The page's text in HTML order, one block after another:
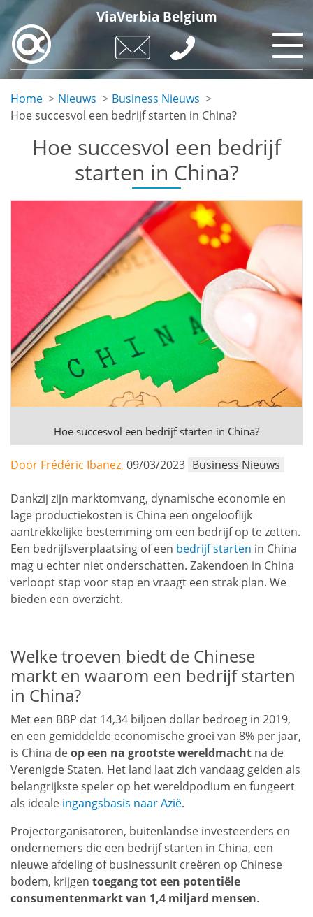
Skip
main
content
ViaVerbia Belgium
Home Nieuws
Business Nieuws
Hoe succesvol een bedrijf starten in China?
Hoe succesvol een bedrijf
starten in China?
Hoe succesvol een bedrijf starten in China?
Door Frédéric Ibanez, 09/03/2023 Business Nieuws
Dankzij zijn marktomvang, dynamische economie en
lage productiekosten is China een ongelooflijk
aantrekkelijke bestemming om een bedrijf op te zetten.
Een bedrijfsverplaatsing of een bedrijf starten in China
mag u echter niet onderschatten. Zakendoen in China
verloopt stap voor stap en vraagt een strak plan. We
bieden een overzicht.
Welke troeven biedt de Chinese
markt en waarom een bedrijf starten
in China?
Met een BBP dat 14,34 biljoen dollar bedroeg in 2019,
en een gemiddelde economische groei van 8% per jaar,
is China deop een na grootste wereldmacht na de
Verenigde Staten. Het land laat zich vandaag gelden als
belangrijkste speler op het wereldpodium en fungeert
als ideale ingangsbasis naar Azië.
Projectorganisatoren, buitenlandse investeerders en
ondernemers die een bedrijf starten in China, een
nieuwe afdeling of businessunit creëren op Chinese
bodem, krijgen toegang tot een potentiële
consumentenmarkt van 1,4 miljard mensen.